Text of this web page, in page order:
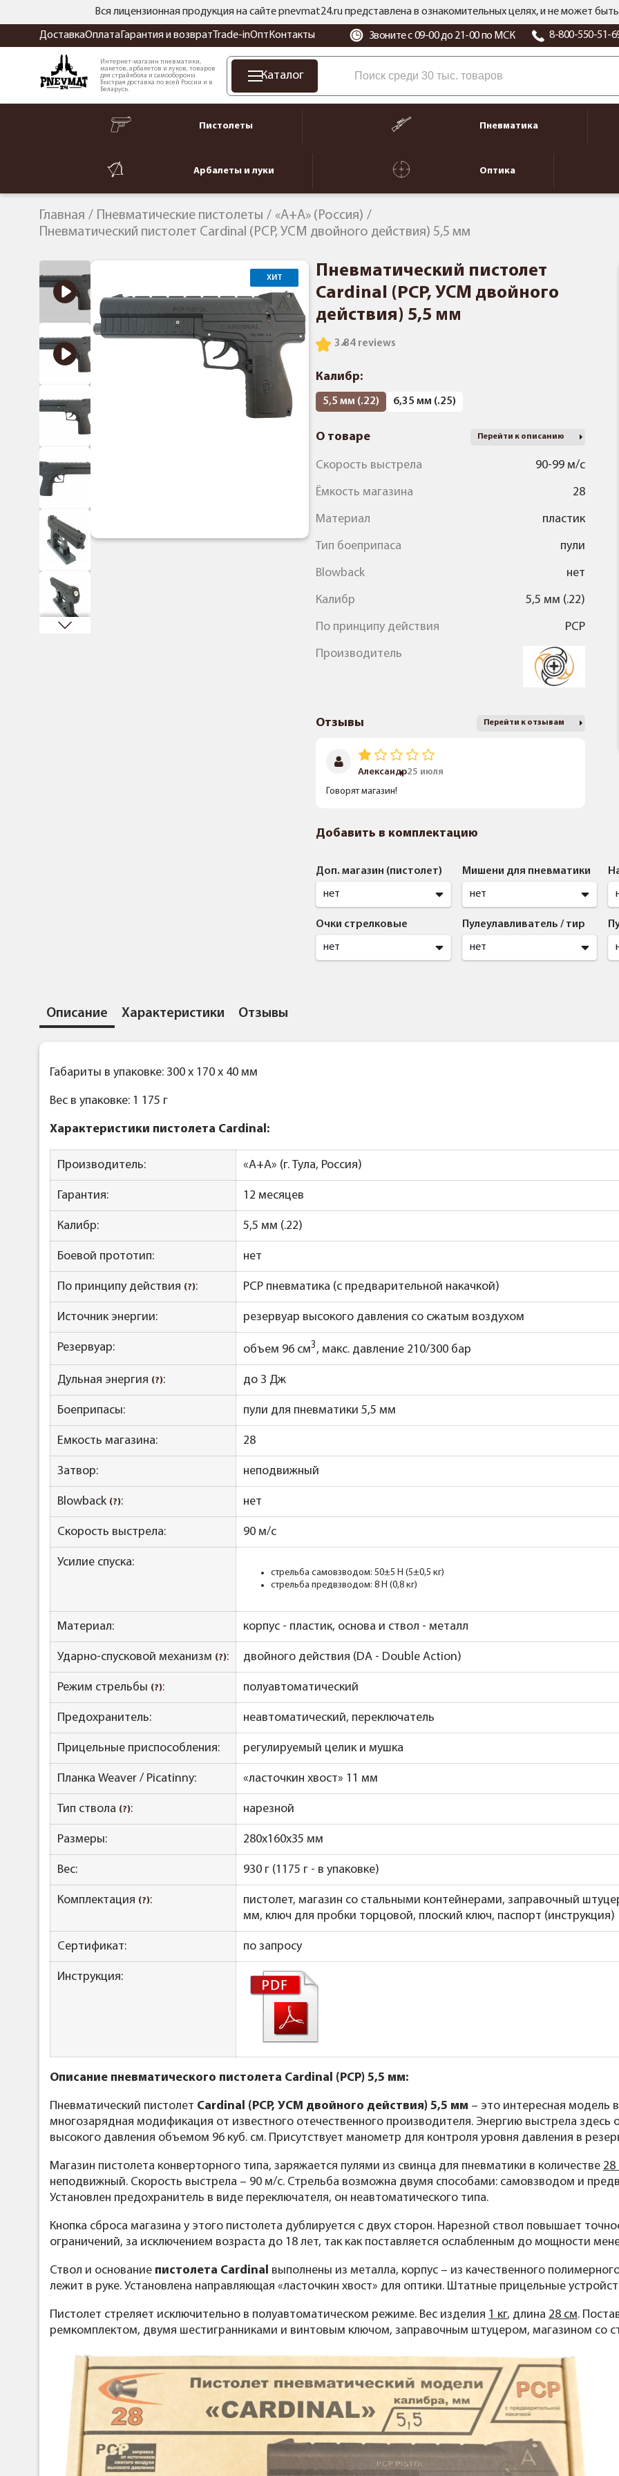
Вся лицензионная продукция на сайте pnevmat24.ru представлена в ознакомительных целях, и не может
ДоставкаОплата Гарантия и возврат Trade-inОпт Контакты Звоните с 09-00 до 21-00 по МСК 8-800-550-51-
Интернет-магазин пневматики,
макетов, арбалетов и луков, товаров
для страйкбола и самообороны.
Быстрая доставка по всей России и в
Беларусь.
Каталог
Пистолеты Пневматика
Арбалеты и луки Оптика
Главная Пневматические пистолеты
«А+А» (Россия)
Пневматический пистолет Cardinal (PCP, УСМ двойного действия) 5,5 мм
ХИТ
Пневматический пистолет
Cardinal (PCP, УСМ двойного
действия) 5,5 мм
4 reviews
3.8
Калибр:
5,5 мм (.22) 6,35 мм (.25)
О товаре Перейти к описанию
Скорость выстрела 90-99 м/с
Ёмкость магазина 28
Материал пластик
Тип боеприпаса пули
Blowback нет
Калибр 5,5 мм (.22)
По принципу действия PCP
Производитель
Отзывы Перейти к отзывам
Александр25 июля
Говорят магазин!
Добавить в комплектацию
Доп. магазин (пистолет)
нет
Мишени для пневматики
нет
Очки стрелковые
нет
Пулеулавливатель / тир
нет
Описание Характеристики Отзывы
Габариты в упаковке: 300 x 170 x 40 мм
Вес в упаковке: 1 175 г
Характеристики пистолета Cardinal:
Производитель: «А+А» (г. Тула, Россия)
Гарантия: 12 месяцев
Калибр: 5,5 мм (.22)
Боевой прототип: нет
По принципу действия (?): PCP пневматика (с предварительной накачкой)
Источник энергии: резервуар высокого давления со сжатым воздухом
Резервуар: объем 96 см3, макс. давление 210/300 бар
Дульная энергия (?): до 3 Дж
Боеприпасы: пули для пневматики 5,5 мм
Емкость магазина: 28
Затвор: неподвижный
Blowback (?): нет
Скорость выстрела: 90 м/с
Усилие спуска:
стрельба самовзводом: 50±5 Н (5±0,5 кг)
стрельба предвзводом: 8 Н (0,8 кг)
Материал: корпус - пластик, основа и ствол - металл
Ударно-спусковой механизм (?): двойного действия (DA - Double Action)
Режим стрельбы (?): полуавтоматический
Предохранитель: неавтоматический, переключатель
Прицельные приспособления: регулируемый целик и мушка
Планка Weaver / Picatinny: «ласточкин хвост» 11 мм
Тип ствола (?): нарезной
Размеры: 280х160х35 мм
Вес: 930 г (1175 г - в упаковке)
Комплектация (?):
пистолет, магазин со стальными контейнерами, заправочный
мм, ключ для пробки торцовой, плоский ключ, паспорт (инструкция)
Сертификат: по запросу
Инструкция:
Описание пневматического пистолета Cardinal (PCP) 5,5 мм:
Пневматический пистолет Cardinal (PCP, УСМ двойного действия) 5,5 мм – это интересная модель
многозарядная модификация от известного отечественного производителя. Энергию выстрела здесь
высокого давления объемом 96 куб. см. Присутствует манометр для контроля уровня давления в
Магазин пистолета конверторного типа, заряжается пулями из свинца для пневматики в количестве
неподвижный. Скорость выстрела – 90 м/с. Стрельба возможна двумя способами: самовзводом и
Установлен предохранитель в виде переключателя, он неавтоматического типа.
Кнопка сброса магазина у этого пистолета дублируется с двух сторон. Нарезной ствол повышает
ограничений, за исключением возраста до 18 лет, так как поставляется ослабленным до мощности
Ствол и основание пистолета Cardinal выполнены из металла, корпус – из качественного
лежит в руке. Установлена направляющая «ласточкин хвост» для оптики. Штатные прицельные
Пистолет стреляет исключительно в полуавтоматическом режиме. Вес изделия 1 кг, длина 28 см.
ремкомплектом, двумя шестигранниками и винтовым ключом, заправочным штуцером, магазином со